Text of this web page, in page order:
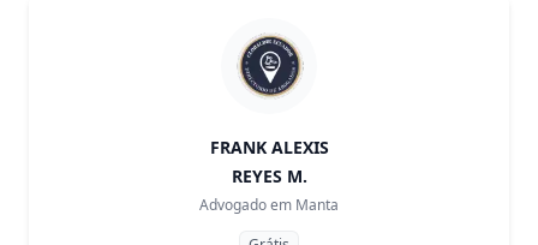
FRANK ALEXIS
REYES M.
Advogado em Manta